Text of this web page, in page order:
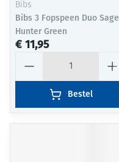
Bibs
Bibs 3 Fopspeen Duo Sage
Hunter Green
€ 11,95
Bestel